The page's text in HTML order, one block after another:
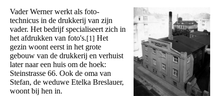
Vader Werner werkt als foto-
technicus in de drukkerij van zijn
vader. Het bedrijf specialiseert zich in
het afdrukken van foto's. [1] Het
gezin woont eerst in het grote
gebouw van de drukkerij en verhuist
later naar een huis om de hoek:
Steinstrasse 66. Ook de oma van
Stefan, de weduwe Etelka Breslauer,
woont bij hen in.